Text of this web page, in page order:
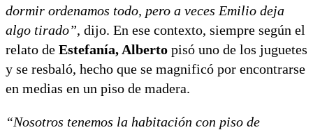
dormir ordenamos todo, pero a veces Emilio deja
algo tirado”, dijo. En ese contexto, siempre según el
relato de Estefanía, Alberto pisó uno de los juguetes
y se resbaló, hecho que se magnificó por encontrarse
en medias en un piso de madera.
“Nosotros tenemos la habitación con piso de